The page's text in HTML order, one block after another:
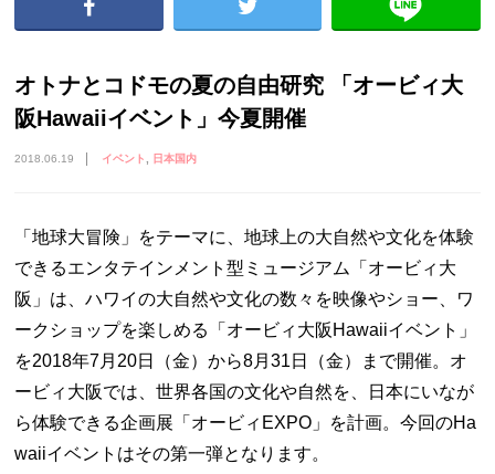
オトナとコドモの夏の自由研究 「オービィ大
阪Hawaiiイベント」今夏開催
2018.06.19 イベント 日本国内
「地球大冒険」をテーマに、地球上の大自然や文化を体験
できるエンタテインメント型ミュージアム「オービィ大
阪」は、ハワイの大自然や文化の数々を映像やショー、ワ
ークショップを楽しめる「オービィ大阪Hawaiiイベント」
を2018年7月20日（金）から8月31日（金）まで開催。オ
ービィ大阪では、世界各国の文化や自然を、日本にいなが
ら体験できる企画展「オービィEXPO」を計画。今回のHa
waiiイベントはその第一弾となります。